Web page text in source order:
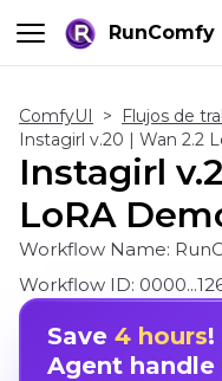
RunComfy
ComfyUI > Flujos de
Instagirl v.20 | Wan 2.2
Instagirl
LoRA
Workflow Name:
Workflow ID:
Save 4 hours!
Agent